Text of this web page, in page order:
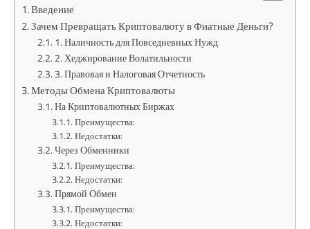
Введение
Зачем Превращать Криптовалюту в Фиатные Деньги?
1. Наличность для Повседневных Нужд
2. Хеджирование Волатильности
3. Правовая и Налоговая Отчетность
Методы Обмена Криптовалюты
На Криптовалютных Биржах
Преимущества:
Недостатки:
Через Обменники
Преимущества:
Недостатки:
Прямой Обмен
Преимущества:
Недостатки: